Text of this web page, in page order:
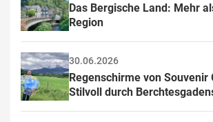
Das Bergische Land: Mehr
Region
30.06.2026
Regenschirme von Souvenir
Stilvoll durch